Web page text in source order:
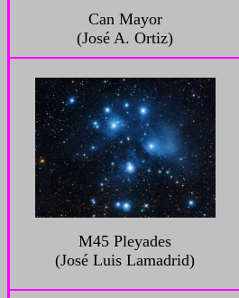
Can Mayor
(José A. Ortiz)
M45 Pleyades
(José Luis Lamadrid)